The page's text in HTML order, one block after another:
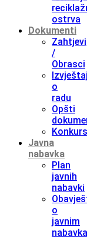
ostrva
Dokumenti
Zahtjevi
/
Obrasci
o
radu
Opšti
Javna
nabavka
Plan
javnih
nabavki
o
javnim